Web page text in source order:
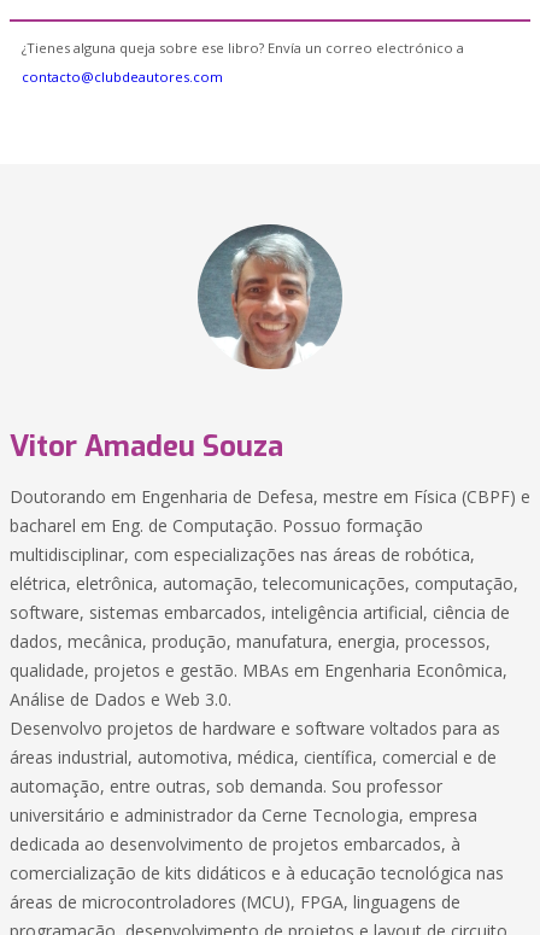
¿Tienes alguna queja sobre ese libro? Envía un correo electrónico a
contacto@clubdeautores.com
Vitor Amadeu Souza
Doutorando em Engenharia de Defesa, mestre em Física (CBPF) e
bacharel em Eng. de Computação. Possuo formação
multidisciplinar, com especializações nas áreas de robótica,
elétrica, eletrônica, automação, telecomunicações, computação,
software, sistemas embarcados, inteligência artificial, ciência de
dados, mecânica, produção, manufatura, energia, processos,
qualidade, projetos e gestão. MBAs em Engenharia Econômica,
Análise de Dados e Web 3.0.
Desenvolvo projetos de hardware e software voltados para as
áreas industrial, automotiva, médica, científica, comercial e de
automação, entre outras, sob demanda. Sou professor
universitário e administrador da Cerne Tecnologia, empresa
dedicada ao desenvolvimento de projetos embarcados, à
comercialização de kits didáticos e à educação tecnológica nas
áreas de microcontroladores (MCU), FPGA, linguagens de